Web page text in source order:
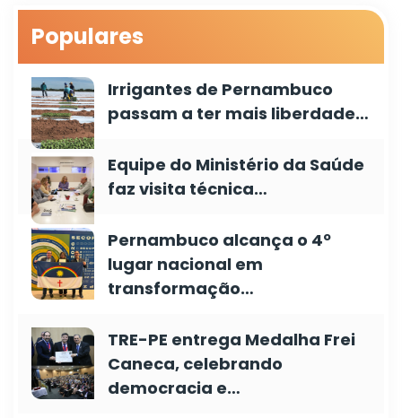
Populares
Irrigantes de Pernambuco
passam a ter mais liberdade…
Equipe do Ministério da Saúde
faz visita técnica…
Pernambuco alcança o 4º
lugar nacional em
transformação…
TRE-PE entrega Medalha Frei
Caneca, celebrando
democracia e…